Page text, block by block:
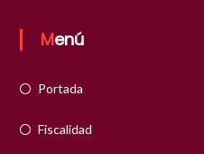
Menú
Portada
Fiscalidad